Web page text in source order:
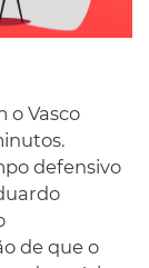
o Vasco
defensivo
de que o